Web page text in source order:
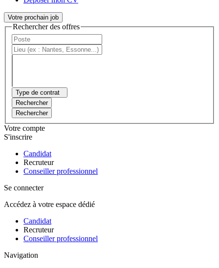
Votre prochain job
Rechercher des offres
Type de contrat
Rechercher
Rechercher
Votre compte
S'inscrire
Candidat
Recruteur
Conseiller professionnel
Se connecter
Accédez à votre espace dédié
Candidat
Recruteur
Conseiller professionnel
Navigation